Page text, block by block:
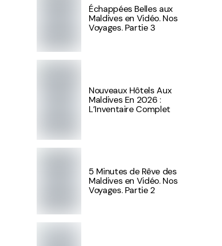
Échappées Belles aux
Maldives en Vidéo. Nos
Voyages. Partie 3
Nouveaux Hôtels Aux
Maldives En 2026 :
L’Inventaire Complet
5 Minutes de Rêve des
Maldives en Vidéo. Nos
Voyages. Partie 2